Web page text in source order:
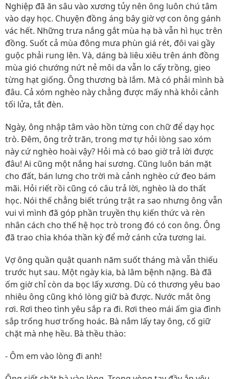
Nghiệp đã ăn sâu vào xương tủy nên ông luôn chú tâm
vào dạy học. Chuyện đồng áng bây giờ vợ con ông gánh
vác hết. Những trưa nắng gắt mùa hạ bà vẫn hì hục trên
đồng. Suốt cả mùa đông mưa phùn giá rét, đôi vai gầy
guộc phải rung lên. Và, dáng bà liêu xiêu trên ánh đồng
mùa gió chướng nứt nẻ môi da vẫn lo cấy trồng, gieo
từng hạt giống. Ông thương bà lắm. Mà có phải mình bà
đâu. Cả xóm nghèo này chẳng được mấy nhà khỏi cảnh
tối lửa, tắt đèn.
Ngày, ông nhập tâm vào hồn từng con chữ để dạy học
trò. Đêm, ông trở trăn, trong mơ tự hỏi lòng sao xóm
này cứ nghèo hoài vậy? Hỏi mà có bao giờ trả lời được
đâu! Ai cũng một nắng hai sương. Cũng luôn bán mặt
cho đất, bán lưng cho trời mà cảnh nghèo cứ đeo bám
mãi. Hỏi riết rồi cũng có câu trả lời, nghèo là do thất
học. Nói thế chẳng biết trúng trật ra sao nhưng ông vẫn
vui vì mình đã góp phần truyền thụ kiến thức và rèn
nhân cách cho thế hệ học trò trong đó có con ông. Ông
đã trao chìa khóa thần kỳ để mở cánh cửa tương lai.
Vợ ông quần quật quanh năm suốt tháng mà vẫn thiếu
trước hụt sau. Một ngày kia, bà lâm bệnh nặng. Bà đã
ốm giờ chỉ còn da bọc lấy xương. Dù có thương yêu bao
nhiêu ông cũng khó lòng giữ bà được. Nước mắt ông
rơi. Rơi theo tình yêu sắp ra đi. Rơi theo mái ấm gia đình
sắp trống huơ trống hoác. Bà nắm lấy tay ông, cố giữ
chặt mà nhẹ hều. Bà thều thào:
- Ôm em vào lòng đi anh!